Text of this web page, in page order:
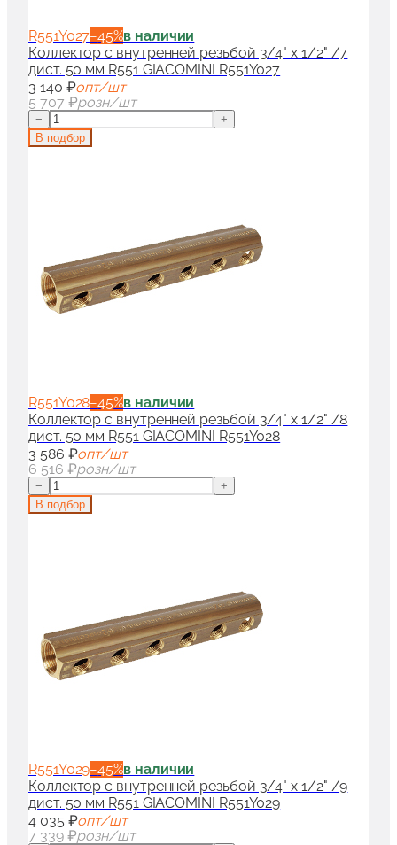
R551Y027−45%в наличии
Коллектор с внутренней резьбой 3/4" x 1/2" /7
дист. 50 мм R551 GIACOMINI R551Y027
3 140 ₽опт/шт
5 707 ₽розн/шт
−
+
В подбор
R551Y028−45%в наличии
Коллектор с внутренней резьбой 3/4" x 1/2" /8
дист. 50 мм R551 GIACOMINI R551Y028
3 586 ₽опт/шт
6 516 ₽розн/шт
−
+
В подбор
R551Y029−45%в наличии
Коллектор с внутренней резьбой 3/4" x 1/2" /9
дист. 50 мм R551 GIACOMINI R551Y029
4 035 ₽опт/шт
7 339 ₽розн/шт